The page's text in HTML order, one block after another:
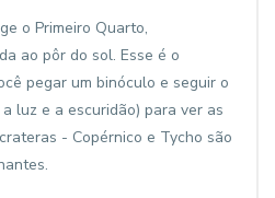
o Primeiro Quarto,
ao pôr do sol. Esse é o
pegar um binóculo e seguir o
luz e a escuridão) para ver as
- Copérnico e Tycho são